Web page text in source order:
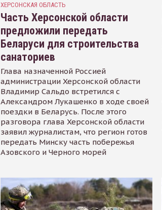
ХЕРСОНСКАЯ ОБЛАСТЬ
Часть Херсонской области
предложили передать
Беларуси для строительства
санаториев
Глава назначенной Россией
администрации Херсонской области
Владимир Сальдо встретился с
Александром Лукашенко в ходе своей
поездки в Беларусь. После этого
разговора глава Херсонской области
заявил журналистам, что регион готов
передать Минску часть побережья
Азовского и Черного морей